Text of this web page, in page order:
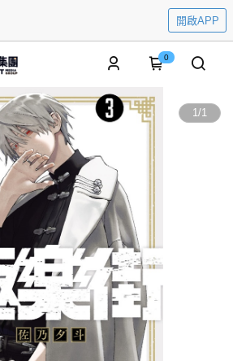
開啟APP
0
1/1